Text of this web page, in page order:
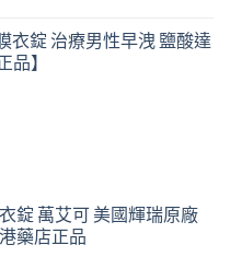
衣錠 治療男性早洩 鹽酸達
品】
錠 萬艾可 美國輝瑞原廠
藥店正品